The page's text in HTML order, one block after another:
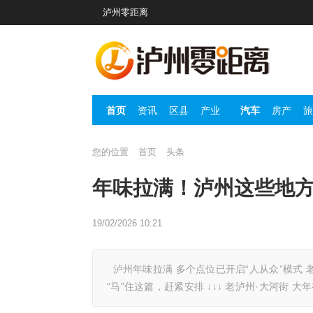
泸州零距离
首页 资讯 区县 产业 汽车 房产
您的位置 首页 头条
年味拉满！泸州这些地
19/02/2026 10:21
泸州年味拉满 多个点位已开启“人从众”模
“马”住这篇，赶紧安排 ↓↓↓ 老泸州·大河街 大